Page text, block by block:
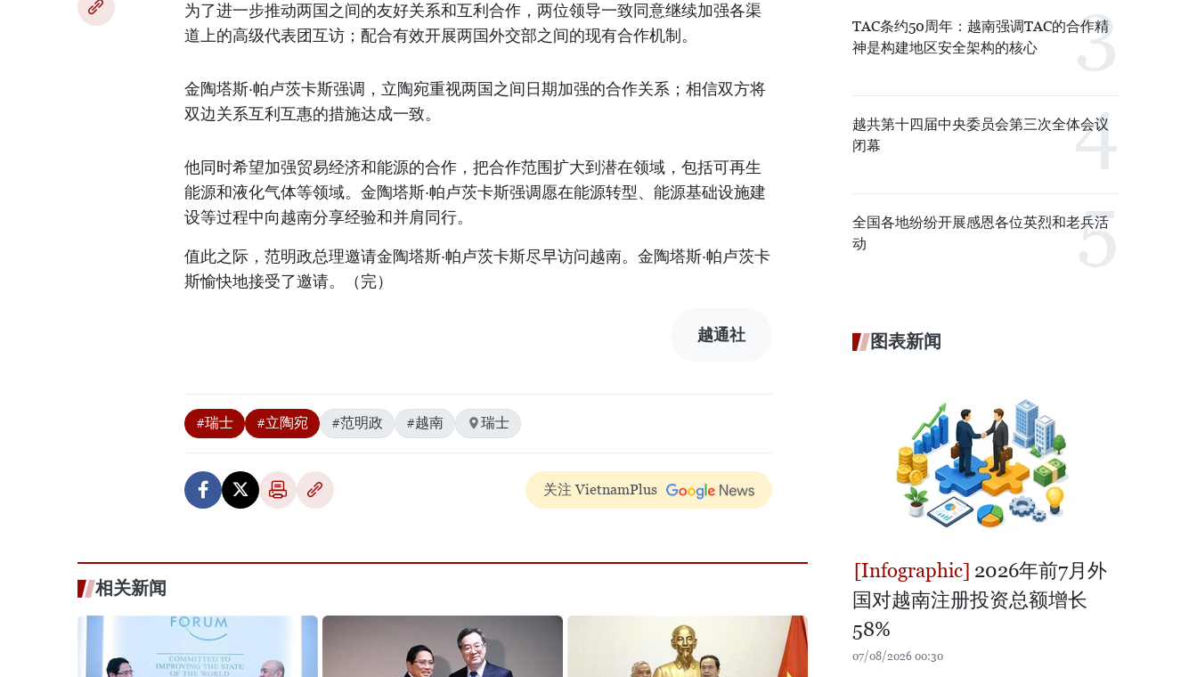
为了进一步推动两国之间的友好关系和互利合作，两位领导一致同意继续加强各渠
道上的高级代表团互访；配合有效开展两国外交部之间的现有合作机制。
金陶塔斯·帕卢茨卡斯强调，立陶宛重视两国之间日期加强的合作关系；相信双方将
双边关系互利互惠的措施达成一致。
他同时希望加强贸易经济和能源的合作，把合作范围扩大到潜在领域，包括可再生
能源和液化气体等领域。金陶塔斯·帕卢茨卡斯强调愿在能源转型、能源基础设施建
设等过程中向越南分享经验和并肩同行。
值此之际，范明政总理邀请金陶塔斯·帕卢茨卡斯尽早访问越南。金陶塔斯·帕卢茨卡
斯愉快地接受了邀请。（完）
越通社
#瑞士 #立陶宛 #范明政 #越南 瑞士
关注 VietnamPlus
相关新闻
TAC条约50周年：越南强调TAC的合作精
神是构建地区安全架构的核心
越共第十四届中央委员会第三次全体会议
闭幕
全国各地纷纷开展感恩各位英烈和老兵活
动
图表新闻
2026年前7月外
国对越南注册投资总额增长
58%
07/08/2026 00:30